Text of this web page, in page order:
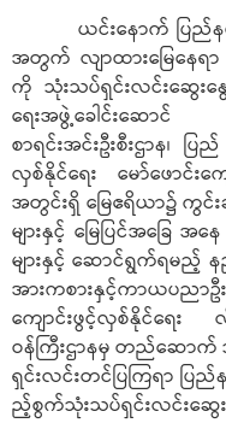
ယင်းနောက် ပြည်နယ်ဝ
အတွက် လျာထားမြေနေရာ
ကို သုံးသပ်ရှင်းလင်းဆွေးနွေ
ရေးအဖွဲ့ခေါင်းဆောင်
စာရင်းအင်းဦးစီးဌာန၊ ပ
လှစ်နိုင်ရေး မော်ဖောင်း
အတွင်းရှိ မြေဧရိယာ၌ ကွ
များနှင့် မြေပြင်အခြေ
များနှင့် ဆောင်ရွက်ရမည့်
အားကစားနှင့်ကာယပညာဦ
ကျောင်းဖွင့်လှစ်နိုင်ရေ
ဝန်ကြီးဌာနမှ တည်ဆောက်
ရှင်းလင်းတင်ပြကြရာ ပြည်
ည့်စွက်သုံးသပ်ရှင်းလင်းဆွေ